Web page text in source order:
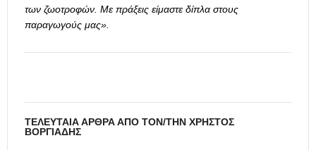
των ζωοτροφών. Με πράξεις είμαστε δίπλα στους
παραγωγούς μας».
ΤΕΛΕΥΤΑΊΑ ΆΡΘΡΑ ΑΠΌ ΤΟΝ/ΤΗΝ ΧΡΉΣΤΟΣ
ΒΟΡΓΙΆΔΗΣ